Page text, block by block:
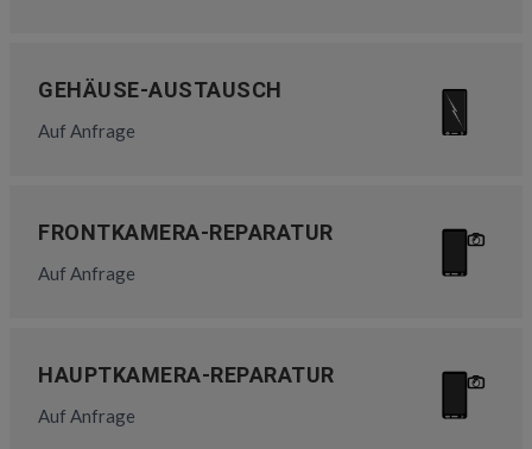
GEHÄUSE-AUSTAUSCH
Auf Anfrage
FRONTKAMERA-REPARATUR
Auf Anfrage
HAUPTKAMERA-REPARATUR
Auf Anfrage